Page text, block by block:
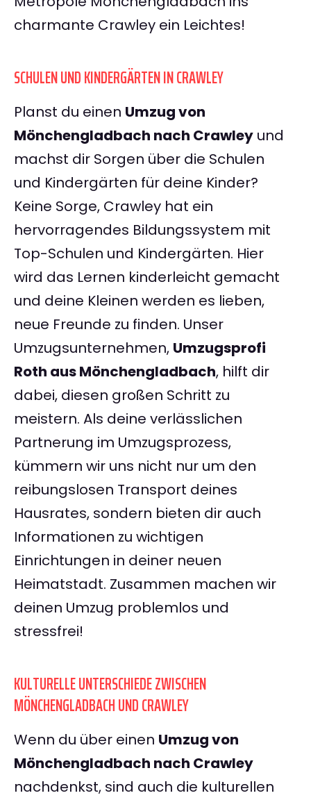
charmante Crawley ein Leichtes!
SCHULEN UND KINDERGÄRTEN IN CRAWLEY
Planst du einen Umzug von
Mönchengladbach nach Crawley und
machst dir Sorgen über die Schulen
und Kindergärten für deine Kinder?
Keine Sorge, Crawley hat ein
hervorragendes Bildungssystem mit
Top-Schulen und Kindergärten. Hier
wird das Lernen kinderleicht gemacht
und deine Kleinen werden es lieben,
neue Freunde zu finden. Unser
Umzugsunternehmen, Umzugsprofi
Roth aus Mönchengladbach, hilft dir
dabei, diesen großen Schritt zu
meistern. Als deine verlässlichen
Partnerung im Umzugsprozess,
kümmern wir uns nicht nur um den
reibungslosen Transport deines
Hausrates, sondern bieten dir auch
Informationen zu wichtigen
Einrichtungen in deiner neuen
Heimatstadt. Zusammen machen wir
deinen Umzug problemlos und
stressfrei!
KULTURELLE UNTERSCHIEDE ZWISCHEN
MÖNCHENGLADBACH UND CRAWLEY
Wenn du über einen Umzug von
Mönchengladbach nach Crawley
nachdenkst, sind auch die kulturellen